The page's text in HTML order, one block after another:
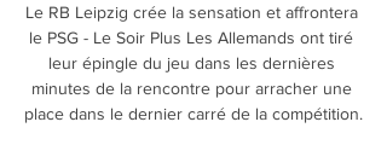
Le RB Leipzig crée la sensation et affrontera
le PSG - Le Soir Plus Les Allemands ont tiré
leur épingle du jeu dans les dernières
minutes de la rencontre pour arracher une
place dans le dernier carré de la compétition.